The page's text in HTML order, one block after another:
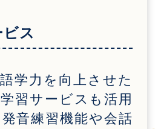
ス
学力を向上させた
習サービスも活用
音練習機能や会話